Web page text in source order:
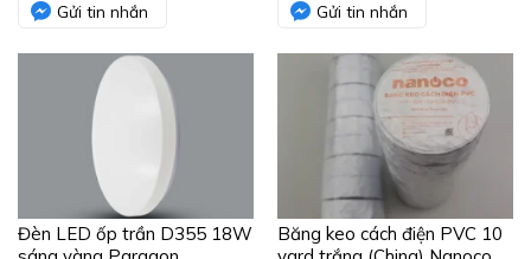
Gửi tin nhắn
Gửi tin nhắn
Đèn LED ốp trần D355 18W
Băng keo cách điện PVC 10